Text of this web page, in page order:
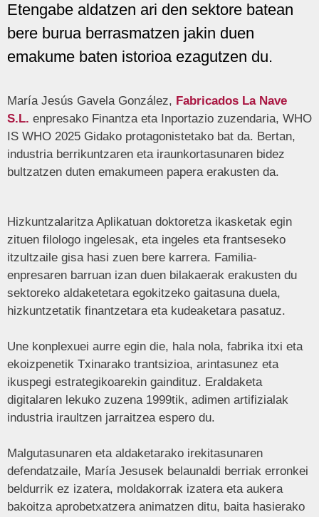
Etengabe aldatzen ari den sektore batean
bere burua berrasmatzen jakin duen
emakume baten istorioa ezagutzen du.
María Jesús Gavela González, Fabricados La Nave
S.L. enpresako Finantza eta Inportazio zuzendaria, WHO
IS WHO 2025 Gidako protagonistetako bat da. Bertan,
industria berrikuntzaren eta iraunkortasunaren bidez
bultzatzen duten emakumeen papera erakusten da.
Hizkuntzalaritza Aplikatuan doktoretza ikasketak egin
zituen filologo ingelesak, eta ingeles eta frantseseko
itzultzaile gisa hasi zuen bere karrera. Familia-
enpresaren barruan izan duen bilakaerak erakusten du
sektoreko aldaketetara egokitzeko gaitasuna duela,
hizkuntzetatik finantzetara eta kudeaketara pasatuz.
Une konplexuei aurre egin die, hala nola, fabrika itxi eta
ekoizpenetik Txinarako trantsizioa, arintasunez eta
ikuspegi estrategikoarekin gaindituz. Eraldaketa
digitalaren lekuko zuzena 1999tik, adimen artifizialak
industria iraultzen jarraitzea espero du.
Malgutasunaren eta aldaketarako irekitasunaren
defendatzaile, María Jesusek belaunaldi berriak erronkei
beldurrik ez izatera, moldakorrak izatera eta aukera
bakoitza aprobetxatzera animatzen ditu, baita hasierako